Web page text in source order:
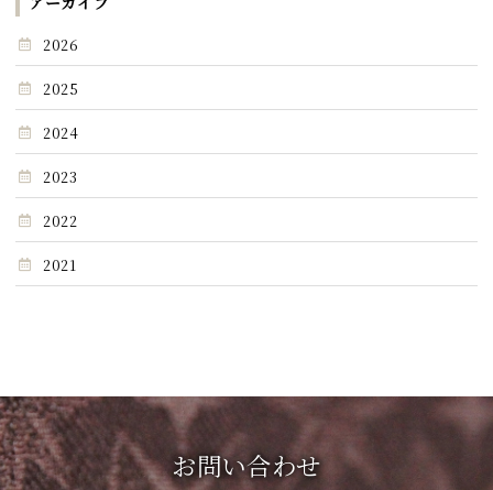
2026
2025
2024
2023
2022
2021
お問い合わせ